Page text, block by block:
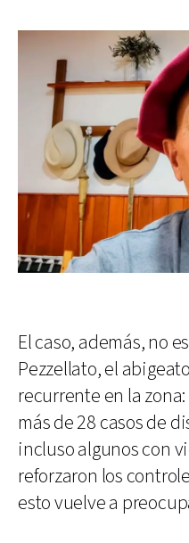
El caso, además, no
Pezzellato, el
recurrente en la
más de 28 casos de
incluso algunos con
reforzaron los
esto vuelve a